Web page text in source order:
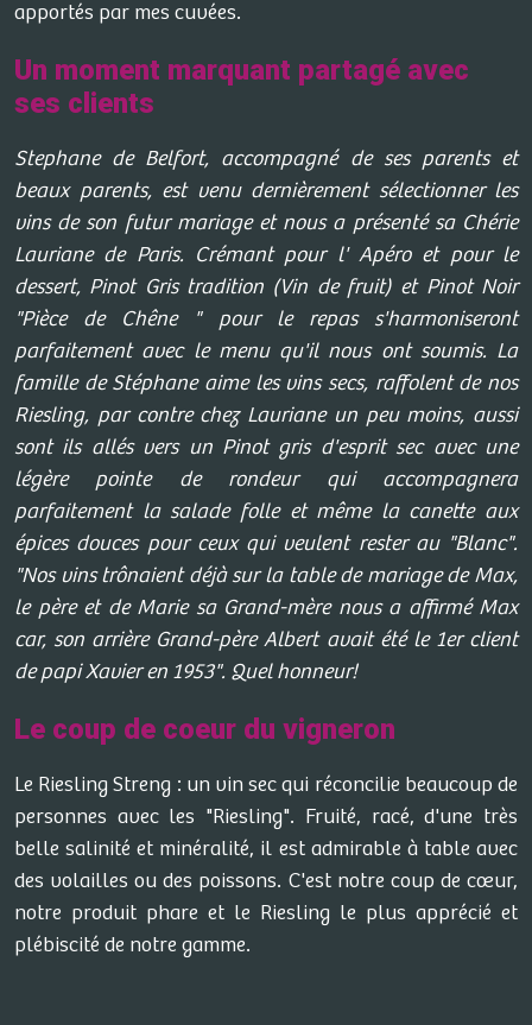
apportés par mes cuvées.
Un moment marquant partagé avec
ses clients
Stephane de Belfort, accompagné de ses parents et
beaux parents, est venu dernièrement sélectionner les
vins de son futur mariage et nous a présenté sa Chérie
Lauriane de Paris. Crémant pour l' Apéro et pour le
dessert, Pinot Gris tradition (Vin de fruit) et Pinot Noir
"Pièce de Chêne " pour le repas s'harmoniseront
parfaitement avec le menu qu'il nous ont soumis. La
famille de Stéphane aime les vins secs, raffolent de nos
Riesling, par contre chez Lauriane un peu moins, aussi
sont ils allés vers un Pinot gris d'esprit sec avec une
légère pointe de rondeur qui accompagnera
parfaitement la salade folle et même la canette aux
épices douces pour ceux qui veulent rester au "Blanc".
"Nos vins trônaient déjà sur la table de mariage de Max,
le père et de Marie sa Grand-mère nous a affirmé Max
car, son arrière Grand-père Albert avait été le 1er client
de papi Xavier en 1953". Quel honneur!
Le coup de coeur du vigneron
Le Riesling Streng : un vin sec qui réconcilie beaucoup de
personnes avec les "Riesling". Fruité, racé, d'une très
belle salinité et minéralité, il est admirable à table avec
des volailles ou des poissons. C'est notre coup de cœur,
notre produit phare et le Riesling le plus apprécié et
plébiscité de notre gamme.